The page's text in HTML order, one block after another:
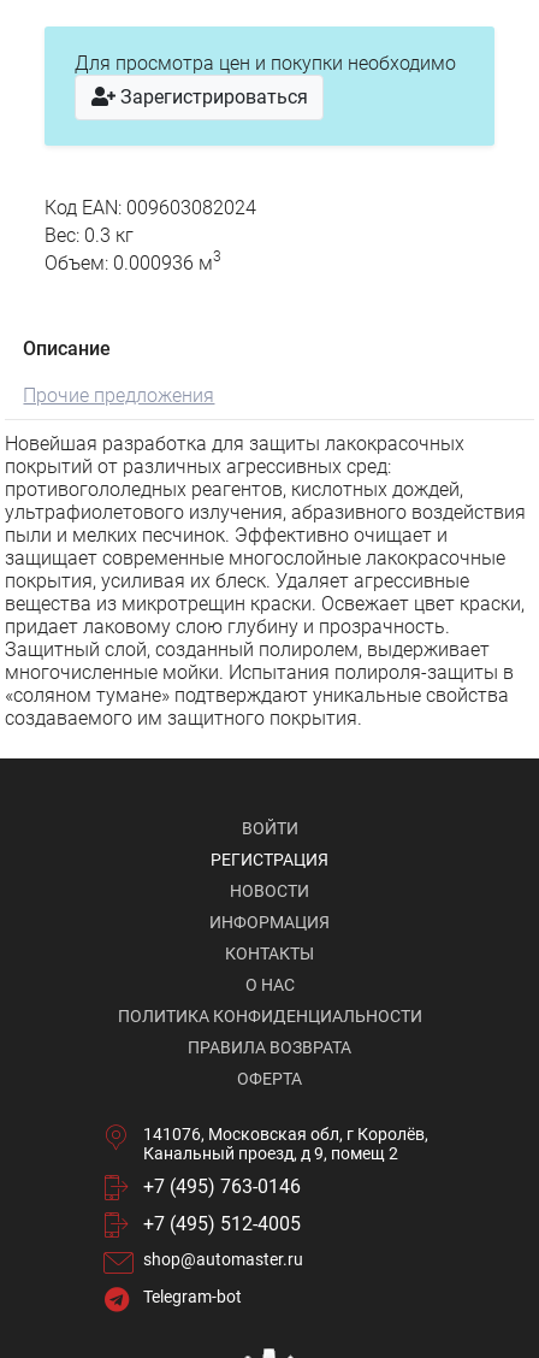
Для просмотра цен и покупки необходимо
Зарегистрироваться
Код EAN: 009603082024
Вес: 0.3 кг
Объем: 0.000936 м3
Описание
Прочие предложения
Новейшая разработка для защиты лакокрасочных
покрытий от различных агрессивных сред:
противогололедных реагентов, кислотных дождей,
ультрафиолетового излучения, абразивного воздействия
пыли и мелких песчинок. Эффективно очищает и
защищает современные многослойные лакокрасочные
покрытия, усиливая их блеск. Удаляет агрессивные
вещества из микротрещин краски. Освежает цвет краски,
придает лаковому слою глубину и прозрачность.
Защитный слой, созданный полиролем, выдерживает
многочисленные мойки. Испытания полироля-защиты в
«соляном тумане» подтверждают уникальные свойства
создаваемого им защитного покрытия.
ВОЙТИ
РЕГИСТРАЦИЯ
НОВОСТИ
ИНФОРМАЦИЯ
КОНТАКТЫ
О НАС
ПОЛИТИКА КОНФИДЕНЦИАЛЬНОСТИ
ПРАВИЛА ВОЗВРАТА
ОФЕРТА
141076, Московская обл, г Королёв,
Канальный проезд, д 9, помещ 2
+7 (495) 763-0146
+7 (495) 512-4005
shop@automaster.ru
Telegram-bot